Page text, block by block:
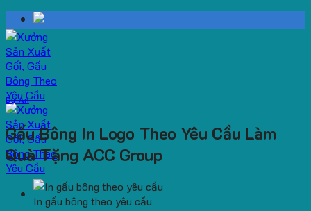
Skip
to
content
Dự Án
Gấu Bông In Logo Theo Yêu Cầu Làm
Quà Tặng ACC Group
In gấu bông theo yêu cầu